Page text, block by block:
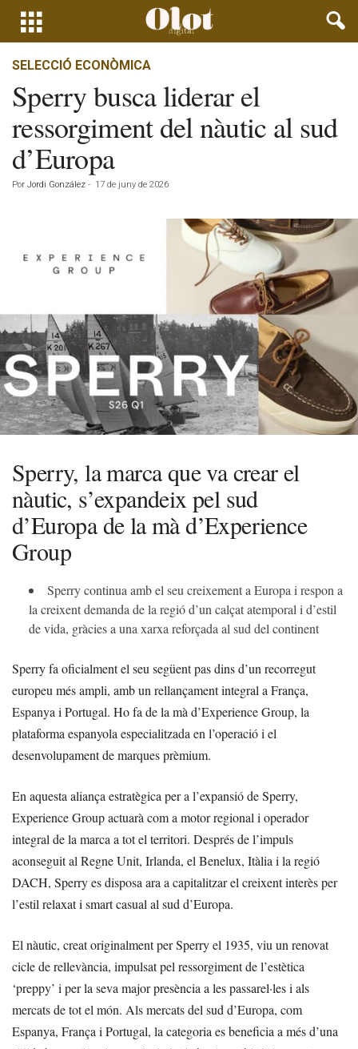
SELECCIÓ ECONÒMICA
Sperry busca liderar el
ressorgiment del nàutic al sud
d’Europa
Por Jordi González - 17 de juny de 2026
Sperry, la marca que va crear el
nàutic, s’expandeix pel sud
d’Europa de la mà d’Experience
Group
Sperry continua amb el seu creixement a Europa i respon a
la creixent demanda de la regió d’un calçat atemporal i d’estil
de vida, gràcies a una xarxa reforçada al sud del continent
Sperry fa oficialment el seu següent pas dins d’un recorregut
europeu més ampli, amb un rellançament integral a França,
Espanya i Portugal. Ho fa de la mà d’Experience Group, la
plataforma espanyola especialitzada en l’operació i el
desenvolupament de marques prèmium.
En aquesta aliança estratègica per a l’expansió de Sperry,
Experience Group actuarà com a motor regional i operador
integral de la marca a tot el territori. Després de l’impuls
aconseguit al Regne Unit, Irlanda, el Benelux, Itàlia i la regió
DACH, Sperry es disposa ara a capitalitzar el creixent interès per
l’estil relaxat i smart casual al sud d’Europa.
El nàutic, creat originalment per Sperry el 1935, viu un renovat
cicle de rellevància, impulsat pel ressorgiment de l’estètica
‘preppy’ i per la seva major presència a les passarel·les i als
mercats de tot el món. Als mercats del sud d’Europa, com
Espanya, França i Portugal, la categoria es beneficia a més d’una